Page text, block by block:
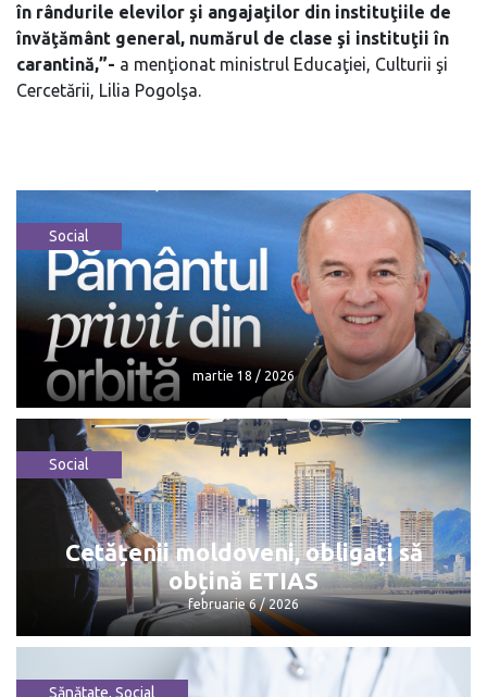
în rândurile elevilor şi angajaţilor din instituţiile de
învăţământ general, numărul de clase şi instituţii în
carantină,”- a menţionat ministrul Educaţiei, Culturii şi
Cercetării, Lilia Pogolşa.
Social
martie 18 / 2026
martie 18 / 2026
Social
Cetățenii moldoveni, obligați să
obțină ETIAS
februarie 6 / 2026
Sănătate, Social